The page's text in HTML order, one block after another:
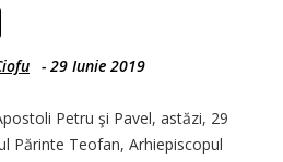
- 29 Iunie 2019
Petru şi Pavel, astăzi, 29
Părinte Teofan, Arhiepiscopul